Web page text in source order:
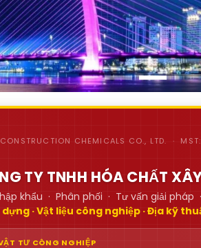
CHEMICALS CO., LTD. ·
TY TNHH HÓA CHẤT
khẩu · Phân phối · Tư vấn giải pháp
· Vật liệu công nghiệp · Địa kỹ
TƯ CÔNG NGHIỆP